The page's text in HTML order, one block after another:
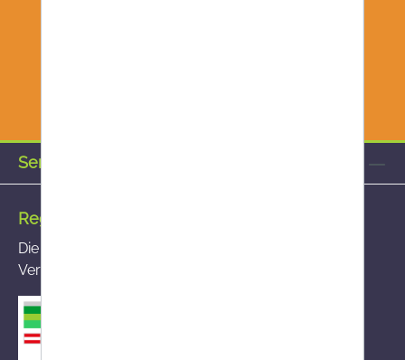
Service-Hotline
Registrierte Versandapotheke
Die von Ihnen aufgerufene Versandapotheke ist im
Versandapothekenregister des BASG registriert